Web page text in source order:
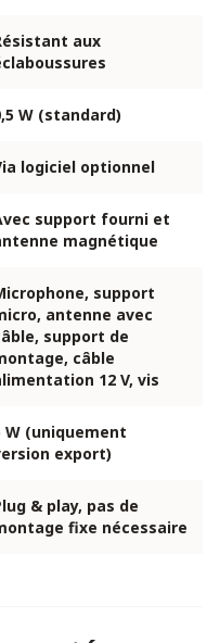
aux
W (standard)
logiciel optionnel
support fourni et
magnétique
support
antenne avec
support de
câble
12 V, vis
W (uniquement
export)
& play, pas de
fixe nécessaire